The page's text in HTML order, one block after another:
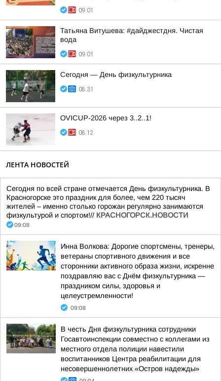
09:01
Татьяна Витушева: #дайджестдня. Чистая
вода
09:01
Сегодня — День физкультурника
08:31
OVICUP-2026 через 3..2..1!
08:12
ЛЕНТА НОВОСТЕЙ
Сегодня по всей стране отмечается День физкультурника. В
Красногорске это праздник для более, чем 220 тысяч
жителей – именно столько горожан регулярно занимаются
физкультурой и спортом!// КРАСНОГОРСК.НОВОСТИ
09:08
Инна Волкова: Дорогие спортсмены, тренеры,
ветераны спортивного движения и все
сторонники активного образа жизни, искренне
поздравляю вас с Днём физкультурника —
праздником силы, здоровья и
целеустремленности!
09:08
В честь Дня физкультурника сотрудники
Госавтоинспекции совместно с коллегами из
местного отдела полиции навестили
воспитанников Центра реабилитации для
несовершеннолетних «Остров надежды»